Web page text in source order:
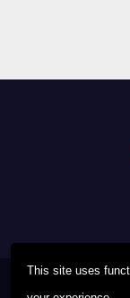
This site uses
Proudly powered